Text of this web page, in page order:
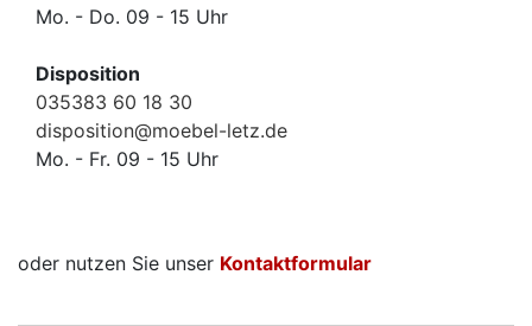
Mo. - Do. 09 - 15 Uhr
Disposition
035383 60 18 30
disposition@moebel-letz.de
Mo. - Fr. 09 - 15 Uhr
oder nutzen Sie unser Kontaktformular